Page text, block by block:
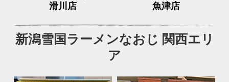
滑川店 魚津店
新潟雪国ラーメンなおじ 関西エリ
ア